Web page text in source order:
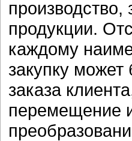
продукции.
каждому
закупку
заказа
перемещение